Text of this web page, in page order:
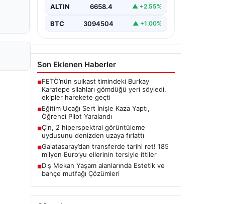
yaşandı.…
ALTIN 6658.4 ▲ +2.55%
BTC 3094504 ▲ +1.00%
Son Eklenen Haberler
■FETÖ’nün suikast timindeki Burkay
Karatepe silahları gömdüğü yeri söyledi,
ekipler harekete geçti
■Eğitim Uçağı Sert İnişle Kaza Yaptı,
Öğrenci Pilot Yaralandı
■Çin, 2 hiperspektral görüntüleme
uydusunu denizden uzaya fırlattı
■Galatasaray’dan transferde tarihi ret! 185
milyon Euro’yu ellerinin tersiyle ittiler
■Dış Mekan Yaşam alanlarında Estetik ve
bahçe mutfağı Çözümleri